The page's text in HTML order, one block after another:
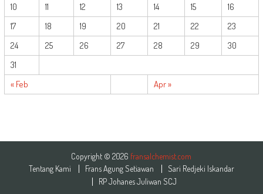
« Feb Apr »
10
11 12 13 14 15
16
17
18 19 20 21 22
23
24
25 26 27 28 29
30
31
Copyright © 2026 fransalchemist.com
Tentang Kami
Frans Agung Setiawan
Sari Redjeki Iskandar
RP Johanes Juliwan SCJ